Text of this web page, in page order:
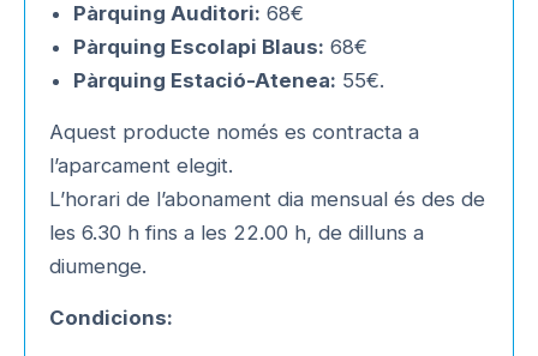
Pàrquing Auditori: 68€
Pàrquing Escolapi Blaus: 68€
Pàrquing Estació-Atenea: 55€.
Aquest producte només es contracta a
l’aparcament elegit.
L’horari de l’abonament dia mensual és des de
les 6.30 h fins a les 22.00 h, de dilluns a
diumenge.
Condicions: